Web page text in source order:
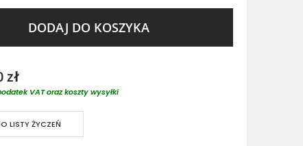
DODAJ DO KOSZYKA
zł
VAT oraz koszty wysyłki
LISTY ŻYCZEŃ